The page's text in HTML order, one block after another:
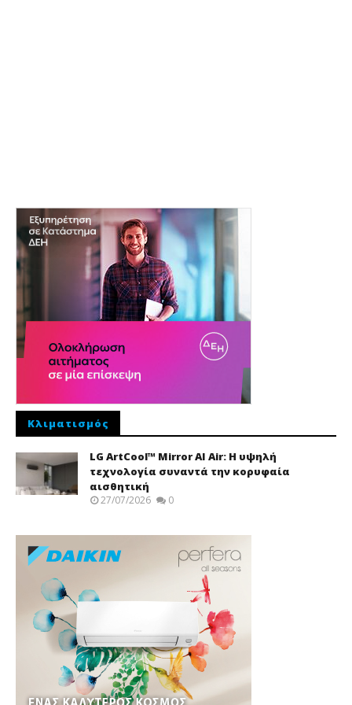
Κλιματισμός
LG ArtCool™ Mirror AI Air: Η υψηλή
τεχνολογία συναντά την κορυφαία
αισθητική
27/07/2026 0